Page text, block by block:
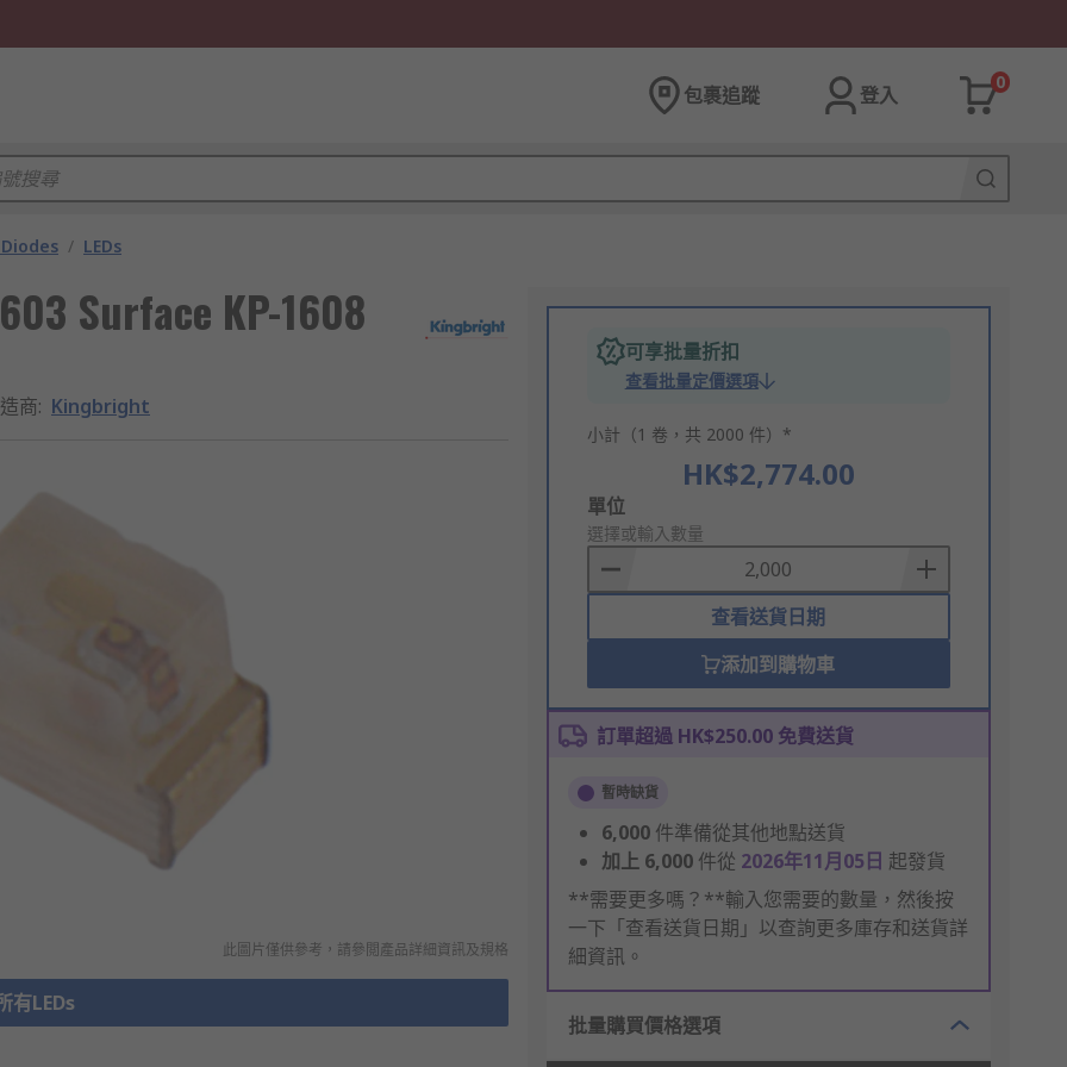
包裹追蹤 登入
0
/ LEDs
Surface KP-1608
商: Kingbright
此圖片僅供參考，請參閲產品詳細資訊及規格
有LEDs
可享批量折扣
查看批量定價選項
小計（1 卷，共 2000 件）*
HK$2,774.00
Add
to
Basket
單位
選擇或輸入數量
查看送貨日期
添加到購物車
訂單超過 HK$250.00 免費送貨
暫時缺貨
6,000 件準備從其他地點送貨
加上 6,000 件從 2026年11月05日 起發貨
**需要更多嗎？**輸入您需要的數量，然後按
一下「查看送貨日期」以查詢更多庫存和送貨詳
細資訊。
批量購買價格選項